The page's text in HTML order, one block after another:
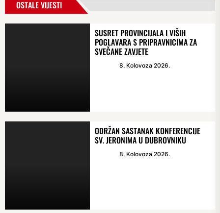
OSTALE VIJESTI
SUSRET PROVINCIJALA I VIŠIH
POGLAVARA S PRIPRAVNICIMA ZA
SVEČANE ZAVJETE
8. Kolovoza 2026.
ODRŽAN SASTANAK KONFERENCIJE
SV. JERONIMA U DUBROVNIKU
8. Kolovoza 2026.